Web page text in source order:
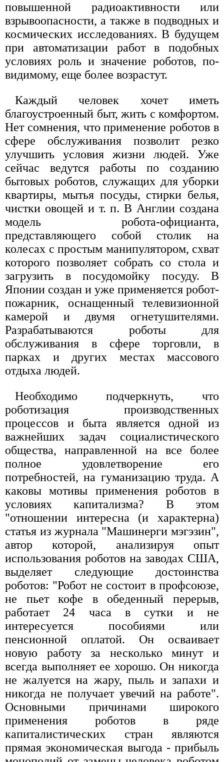
повышенной радиоактивности или
взрывоопасности, а также в подводных и
космических исследованиях. В будущем
при автоматизации работ в подобных
условиях роль и значение роботов, по-
видимому, еще более возрастут.
Каждый человек хочет иметь
благоустроенный быт, жить с комфортом.
Нет сомнения, что применение роботов в
сфере обслуживания позволит резко
улучшить условия жизни людей. Уже
сейчас ведутся работы по созданию
бытовых роботов, служащих для уборки
квартиры, мытья посуды, стирки белья,
чистки овощей и т. п. В Англии создана
модель робота-официанта,
представляющего собой столик на
колесах с простым манипулятором, схват
которого позволяет собрать со стола и
загрузить в посудомойку посуду. В
Японии создан и уже применяется робот-
пожарник, оснащенный телевизионной
камерой и двумя огнетушителями.
Разрабатываются роботы для
обслуживания в сфере торговли, в
парках и других местах массового
отдыха людей.
Необходимо подчеркнуть, что
роботизация производственных
процессов и быта является одной из
важнейших задач социалистического
общества, направленной на все более
полное удовлетворение его
потребностей, на гуманизацию труда. А
каковы мотивы применения роботов в
условиях капитализма? В этом
"отношении интересна (и характерна)
статья из журнала "Машинерги мэгэзин",
автор которой, анализируя опыт
использования роботов на заводах США,
выделяет следующие достоинства
роботов: "Робот не состоит в профсоюзе,
не пьет кофе в обеденный перерыв,
работает 24 часа в сутки и не
интересуется пособиями или
пенсионной оплатой. Он осваивает
новую работу за несколько минут и
всегда выполняет ее хорошо. Он никогда
не жалуется на жару, пыль и запахи и
никогда не получает увечий на работе".
Основными причинами широкого
применения роботов в ряде
капиталистических стран являются
прямая экономическая выгода - прибыль